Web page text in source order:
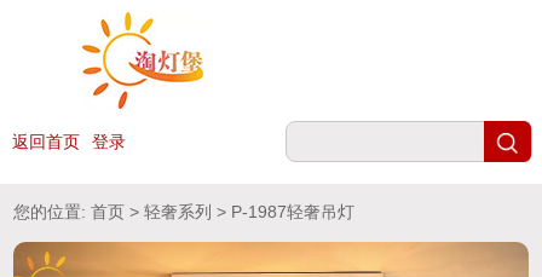
返回首页 登录
您的位置:首页 >轻奢系列 > P-1987轻奢吊灯